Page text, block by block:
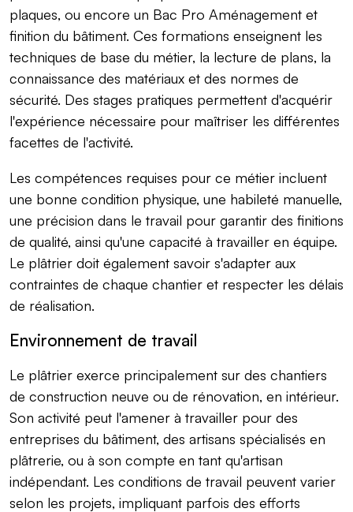
plaques, ou encore un Bac Pro Aménagement et
finition du bâtiment. Ces formations enseignent les
techniques de base du métier, la lecture de plans, la
connaissance des matériaux et des normes de
sécurité. Des stages pratiques permettent d'acquérir
l'expérience nécessaire pour maîtriser les différentes
facettes de l'activité.
Les compétences requises pour ce métier incluent
une bonne condition physique, une habileté manuelle,
une précision dans le travail pour garantir des finitions
de qualité, ainsi qu'une capacité à travailler en équipe.
Le plâtrier doit également savoir s'adapter aux
contraintes de chaque chantier et respecter les délais
de réalisation.
Environnement de travail
Le plâtrier exerce principalement sur des chantiers
de construction neuve ou de rénovation, en intérieur.
Son activité peut l'amener à travailler pour des
entreprises du bâtiment, des artisans spécialisés en
plâtrerie, ou à son compte en tant qu'artisan
indépendant. Les conditions de travail peuvent varier
selon les projets, impliquant parfois des efforts